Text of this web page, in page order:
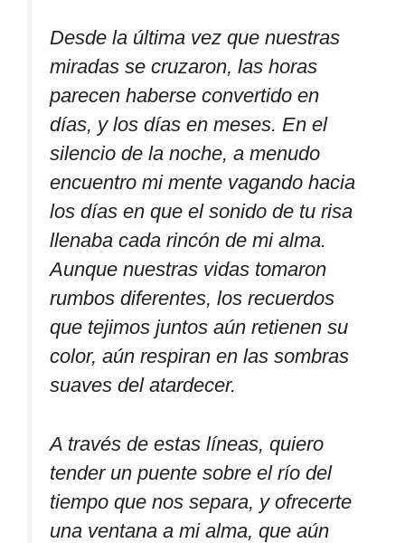
Desde la última vez que nuestras
miradas se cruzaron, las horas
parecen haberse convertido en
días, y los días en meses. En el
silencio de la noche, a menudo
encuentro mi mente vagando hacia
los días en que el sonido de tu risa
llenaba cada rincón de mi alma.
Aunque nuestras vidas tomaron
rumbos diferentes, los recuerdos
que tejimos juntos aún retienen su
color, aún respiran en las sombras
suaves del atardecer.
A través de estas líneas, quiero
tender un puente sobre el río del
tiempo que nos separa, y ofrecerte
una ventana a mi alma, que aún